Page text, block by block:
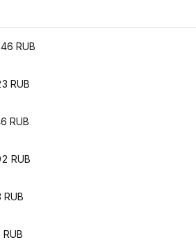
RUB
RUB
RUB
RUB